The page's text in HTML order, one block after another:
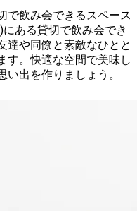
で飲み会できるスペース
ある貸切で飲み会でき
達や同僚と素敵なひとと
す。快適な空間で美味し
出を作りましょう。